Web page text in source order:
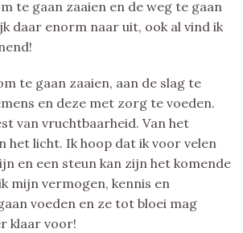
te gaan zaaien en de weg te gaan
daar enorm naar uit, ook al vind ik
te gaan zaaien, aan de slag te
en deze met zorg te voeden.
van vruchtbaarheid. Van het
het licht. Ik hoop dat ik voor velen
en een steun kan zijn het komende
mijn vermogen, kennis en
voeden en ze tot bloei mag
klaar voor!